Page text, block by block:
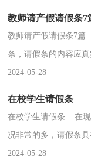
教师请产假请假条7
教师请产假请假条7
条，请假条的内容应
莫展吗？以下是小编
2024-05-28
在校学生请假条
在校学生请假条 在现
况非常的多，请假条
点。如何写请假条才
2024-05-28